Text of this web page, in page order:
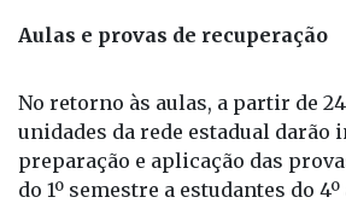
Aulas e provas de recuperação
No retorno às aulas, a partir de
unidades da rede estadual darão
preparação e aplicação das
do 1º semestre a estudantes do